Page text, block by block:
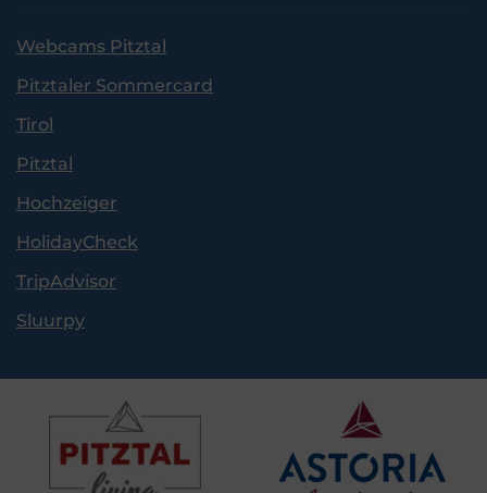
Webcams Pitztal
Pitztaler Sommercard
Tirol
Pitztal
Hochzeiger
HolidayCheck
TripAdvisor
Sluurpy